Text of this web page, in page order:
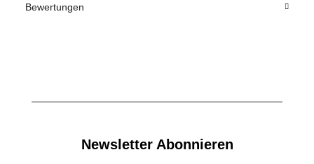
Bewertungen
Newsletter Abonnieren